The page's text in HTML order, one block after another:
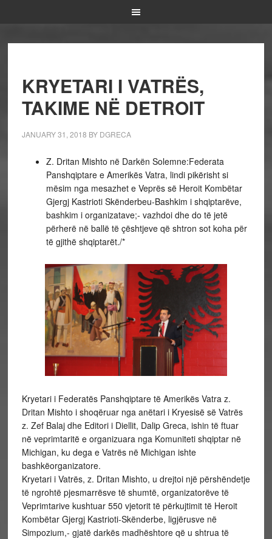
KRYETARI I VATRËS,
TAKIME NË DETROIT
JANUARY 31, 2018 BY DGRECA
Z. Dritan Mishto në Darkën Solemne:Federata
Panshqiptare e Amerikës Vatra, lindi pikërisht si
mësim nga mesazhet e Veprës së Heroit Kombëtar
Gjergj Kastrioti Skënderbeu-Bashkim i shqiptarëve,
bashkim i organizatave;- vazhdoi dhe do të jetë
përherë në ballë të çështjeve që shtron sot koha për
të gjithë shqiptarët./*
Kryetari i Federatës Panshqiptare të Amerikës Vatra z.
Dritan Mishto i shoqëruar nga anëtari i Kryesisë së Vatrës
z. Zef Balaj dhe Editori i Diellit, Dalip Greca, ishin të ftuar
në veprimtaritë e organizuara nga Komuniteti shqiptar në
Michigan, ku dega e Vatrës në Michigan ishte
bashkëorganizatore.
Kryetari i Vatrës, z. Dritan Mishto, u drejtoi një përshëndetje
të ngrohtë pjesmarrësve të shumtë, organizatorëve të
Veprimtarive kushtuar 550 vjetorit të përkujtimit të Heroit
Kombëtar Gjergj Kastrioti-Skënderbe, ligjërusve në
Simpozium,- gjatë darkës madhështore që u shtrua të